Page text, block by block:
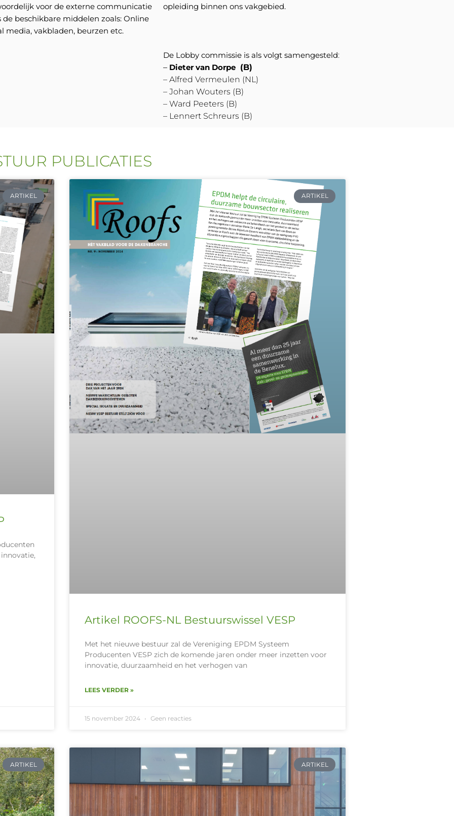
voor de externe communicatie
de beschikbare middelen zoals: Online
media, vakbladen, beurzen etc.
opleiding binnen ons vakgebied.
De Lobby commissie is als volgt samengesteld:
– Dieter van Dorpe (B)
– Alfred Vermeulen (NL)
– Johan Wouters (B)
– Ward Peeters (B)
– Lennert Schreurs (B)
PUBLICATIES
ARTIKEL ARTIKEL
Artikel ROOFS-NL Bestuurswissel VESP
Met het nieuwe bestuur zal de Vereniging EPDM Systeem
Producenten VESP zich de komende jaren onder meer inzetten voor
innovatie, duurzaamheid en het verhogen van
LEES VERDER »
15 november 2024 Geen reacties
ARTIKEL ARTIKEL